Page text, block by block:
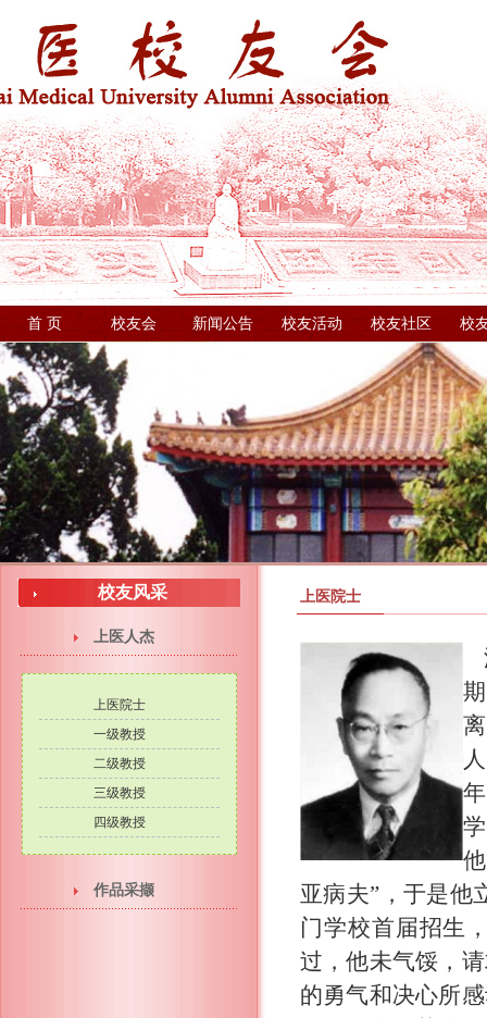
首 页 校友会 新闻公告 校友活动 校友社区 校
校友风采
上医人杰
上医院士
一级教授
二级教授
三级教授
四级教授
作品采撷
上医院士
亚病夫”，于是他
门学校首届招生
过，他未气馁，
的勇气和决心所